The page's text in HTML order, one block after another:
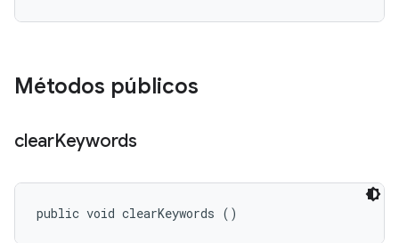
Métodos públicos
clearKeywords
public void clearKeywords ()